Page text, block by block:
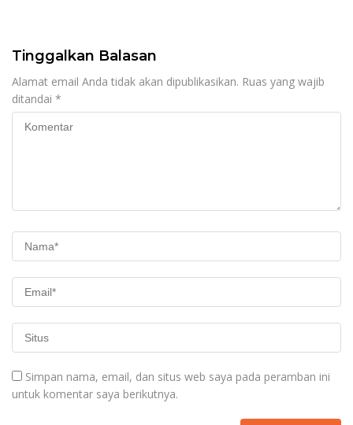
Tinggalkan Balasan
Alamat email Anda tidak akan dipublikasikan. Ruas yang wajib
ditandai *
Simpan nama, email, dan situs web saya pada peramban ini
untuk komentar saya berikutnya.